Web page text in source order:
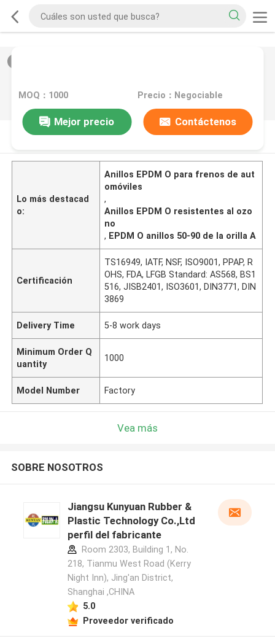
MOQ：1000 Precio：Negociable
Mejor precio
Contáctenos
DESCRIPCIóN DE PRODUCTO
Lo más destacad
o:
Anillos EPDM O para frenos de aut
omóviles
,
Anillos EPDM O resistentes al ozo
no
, EPDM O anillos 50-90 de la orilla A
Certificación
TS16949, IATF, NSF, ISO9001, PPAP, R
OHS, FDA, LFGB Standard: AS568, BS1
516, JISB2401, ISO3601, DIN3771, DIN
3869
Delivery Time 5-8 work days
Minimum Order Q
uantity
1000
Model Number Factory
Vea más
SOBRE NOSOTROS
Jiangsu Kunyuan Rubber &
Plastic Technology Co.,Ltd
perfil del fabricante
Room 2303, Building 1, No.
218, Tianmu West Road (Kerry
Night Inn), Jing'an District,
Shanghai ,CHINA
5.0
Proveedor verificado